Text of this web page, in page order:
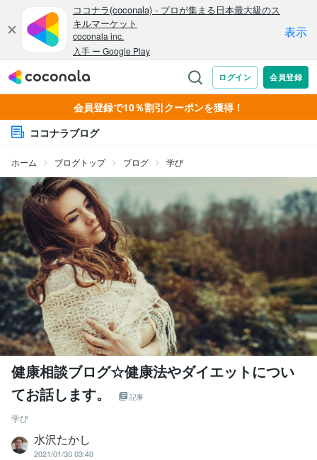
会員登録で10％割引クーポンを獲得！
ココナラブログ
ホーム ブログトップ ブログ 学び
健康相談ブログ☆健康法やダイエットについ
てお話します。
記事
学び
水沢たかし
2021/01/30 03:40